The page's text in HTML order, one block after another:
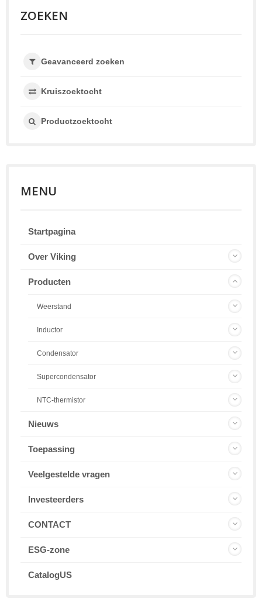
ZOEKEN
Geavanceerd zoeken
Kruiszoektocht
Productzoektocht
MENU
Startpagina
Over Viking
Producten
Weerstand
Inductor
Condensator
Supercondensator
NTC-thermistor
Nieuws
Toepassing
Veelgestelde vragen
Investeerders
CONTACT
ESG-zone
CatalogUS